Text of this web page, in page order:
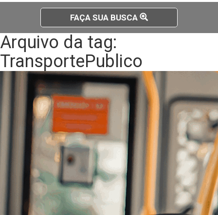
FAÇA SUA BUSCA
Arquivo da tag:
TransportePublico